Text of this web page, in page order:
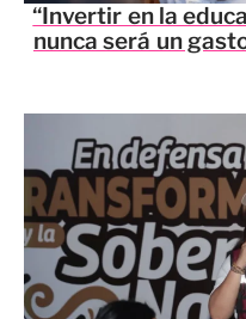
“Invertir en la
nunca será un